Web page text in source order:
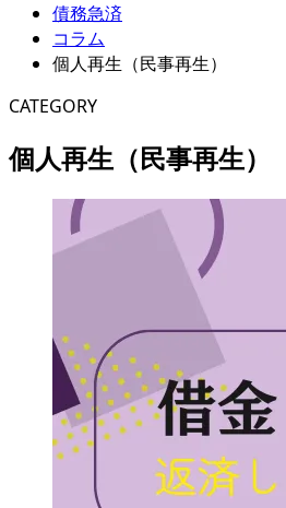
債務急済
コラム
個人再生（民事再生）
CATEGORY
個人再生（民事再生）